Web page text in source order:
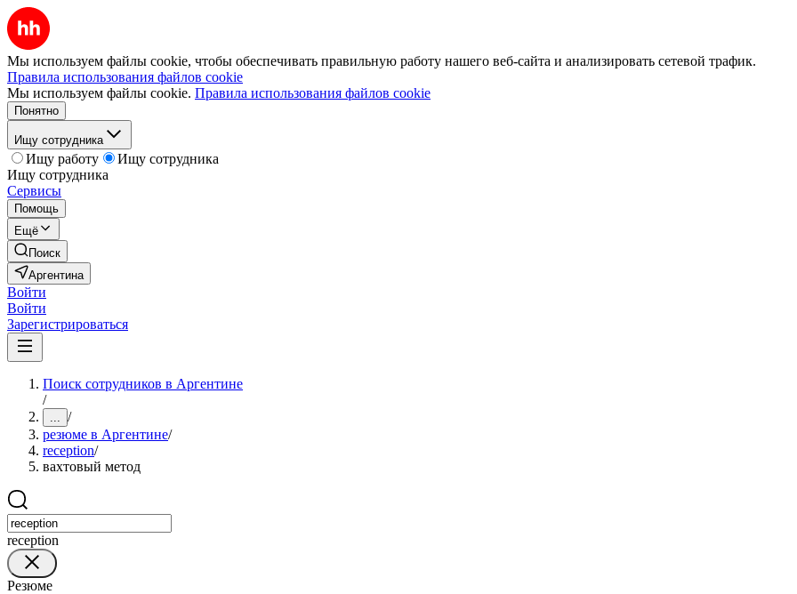
Мы используем файлы cookie, чтобы обеспечивать правильную работу нашего веб-сайта и анализировать сетевой трафик.
Правила использования файлов cookie
Мы используем файлы cookie. Правила использования файлов cookie
Понятно
Ищу сотрудника
Ищу работу
Ищу сотрудника
Ищу сотрудника
Сервисы
Помощь
Ещё
Поиск
Аргентина
Войти
Войти
Зарегистрироваться
Поиск сотрудников в Аргентине
/
... /
резюме в Аргентине/
reception/
вахтовый метод
reception
Резюме